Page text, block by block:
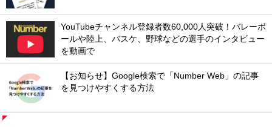
YouTubeチャンネル登録者数60,000人突破！バレーボ
ールや陸上、バスケ、野球などの選手のインタビュー
を動画で
【お知らせ】Google検索で「Number Web」の記事
を見つけやすくする方法